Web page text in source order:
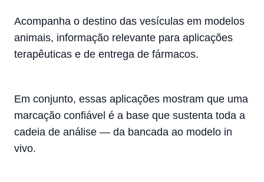
Acompanha o destino das vesículas em modelos
animais, informação relevante para aplicações
terapêuticas e de entrega de fármacos.
Em conjunto, essas aplicações mostram que uma
marcação confiável é a base que sustenta toda a
cadeia de análise — da bancada ao modelo in
vivo.